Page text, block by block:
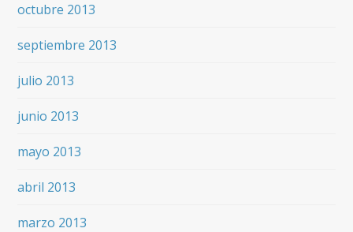
octubre 2013
septiembre 2013
julio 2013
junio 2013
mayo 2013
abril 2013
marzo 2013